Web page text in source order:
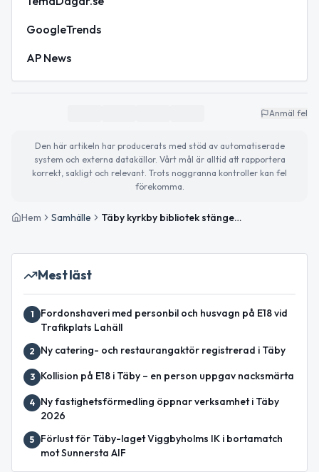
GoogleTrends
AP News
Anmäl fel
Den här artikeln har producerats med stöd av automatiserade
system och externa datakällor. Vårt mål är alltid att rapportera
korrekt, sakligt och relevant. Trots noggranna kontroller kan fel
förekomma.
Hem Samhälle Täby kyrkby bibliotek stänger för renovering – så påverkas du
Mest läst
1
Fordonshaveri med personbil och husvagn på E18 vid
Trafikplats Lahäll
2 Ny catering- och restaurangaktör registrerad i Täby
3 Kollision på E18 i Täby – en person uppgav nacksmärta
4
Ny fastighetsförmedling öppnar verksamhet i Täby
2026
5
Förlust för Täby-laget Viggbyholms IK i bortamatch
mot Sunnersta AIF